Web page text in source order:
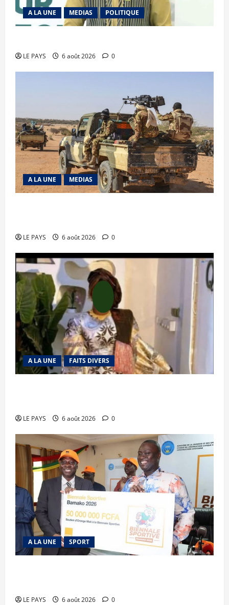
A LA UNE MEDIAS POLITIQUE
LE PAYS 6 août 2026 0
A LA UNE MEDIAS
LE PAYS 6 août 2026 0
A LA UNE FAITS DIVERS
LE PAYS 6 août 2026 0
A LA UNE SPORT
LE PAYS 6 août 2026 0